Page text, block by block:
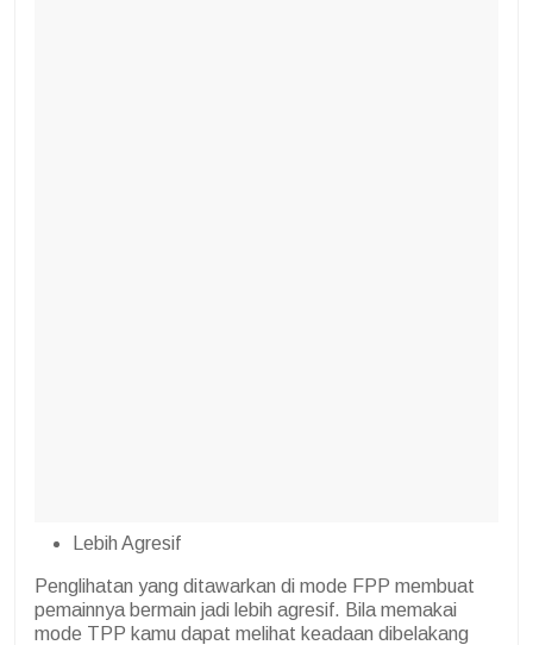
Lebih Agresif
Penglihatan yang ditawarkan di mode FPP membuat
pemainnya bermain jadi lebih agresif. Bila memakai
mode TPP kamu dapat melihat keadaan dibelakang